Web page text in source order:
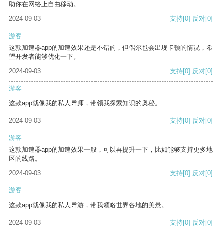
助你在网络上自由移动。
2024-09-03
支持[0] 反对[0]
游客
这款加速器app的加速效果还是不错的，但偶尔也会出现卡顿的情况，希
望开发者能够优化一下。
2024-09-03
支持[0] 反对[0]
游客
这款app就像我的私人导师，带领我探索知识的奥秘。
2024-09-03 支持[0] 反对[0]
游客
这款加速器app的加速效果一般，可以再提升一下，比如能够支持更多地
区的线路。
2024-09-03
支持[0] 反对[0]
游客
这款app就像我的私人导游，带我领略世界各地的美景。
2024-09-03 支持[0] 反对[0]